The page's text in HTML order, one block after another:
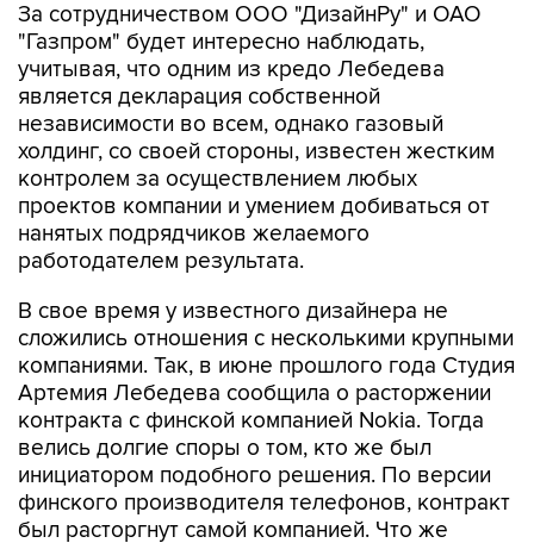
За сотрудничеством ООО "ДизайнРу" и ОАО
"Газпром" будет интересно наблюдать,
учитывая, что одним из кредо Лебедева
является декларация собственной
независимости во всем, однако газовый
холдинг, со своей стороны, известен жестким
контролем за осуществлением любых
проектов компании и умением добиваться от
нанятых подрядчиков желаемого
работодателем результата.
В свое время у известного дизайнера не
сложились отношения с несколькими крупными
компаниями. Так, в июне прошлого года Студия
Артемия Лебедева сообщила о расторжении
контракта с финской компанией Nokia. Тогда
велись долгие споры о том, кто же был
инициатором подобного решения. По версии
финского производителя телефонов, контракт
был расторгнут самой компанией. Что же